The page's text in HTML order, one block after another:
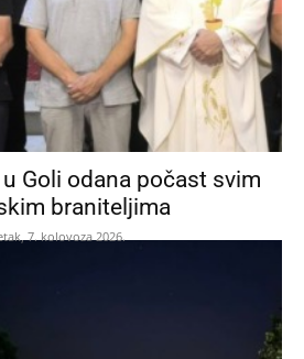
Goli odana počast svim
braniteljima
7. kolovoza 2026.